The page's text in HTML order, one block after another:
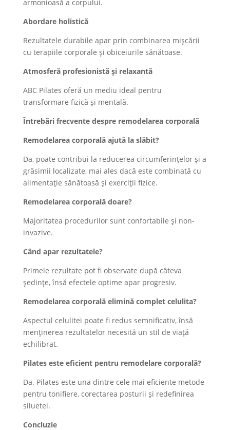
armonioasă a corpului.
Abordare holistică
Rezultatele durabile apar prin combinarea mișcării
cu terapiile corporale și obiceiurile sănătoase.
Atmosferă profesionistă și relaxantă
ABC Pilates oferă un mediu ideal pentru
transformare fizică și mentală.
Întrebări frecvente despre remodelarea corporală
Remodelarea corporală ajută la slăbit?
Da, poate contribui la reducerea circumferințelor și a
grăsimii localizate, mai ales dacă este combinată cu
alimentație sănătoasă și exerciții fizice.
Remodelarea corporală doare?
Majoritatea procedurilor sunt confortabile și non-
invazive.
Când apar rezultatele?
Primele rezultate pot fi observate după câteva
ședințe, însă efectele optime apar progresiv.
Remodelarea corporală elimină complet celulita?
Aspectul celulitei poate fi redus semnificativ, însă
menținerea rezultatelor necesită un stil de viață
echilibrat.
Pilates este eficient pentru remodelare corporală?
Da. Pilates este una dintre cele mai eficiente metode
pentru tonifiere, corectarea posturii și redefinirea
siluetei.
Concluzie